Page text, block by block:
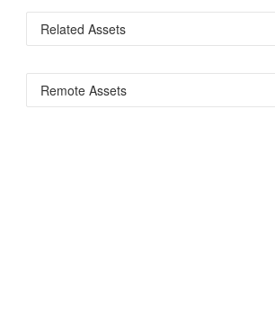
Related Assets
Remote Assets